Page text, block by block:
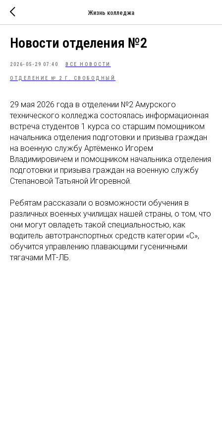
Жизнь колледжа
Новости отделения №2
2026-05-29 07:40 ВСЕ НОВОСТИ
ОТДЕЛЕНИЕ № 2 Г. СВОБОДНЫЙ
29 мая 2026 года в отделении №2 Амурского
технического колледжа состоялась информационная
встреча студентов 1 курса со старшим помощником
начальника отделения подготовки и призыва граждан
на военную службу Артёменко Игорем
Владимировичем и помощником начальника отделения
подготовки и призыва граждан на военную службу
Степановой Татьяной Игоревной.
Ребятам рассказали о возможности обучения в
различных военных училищах нашей страны, о том, что
они могут овладеть такой специальностью, как
водитель автотранспортных средств категории «С»,
обучится управлению плавающими гусеничными
тягачами МТ-ЛБ.